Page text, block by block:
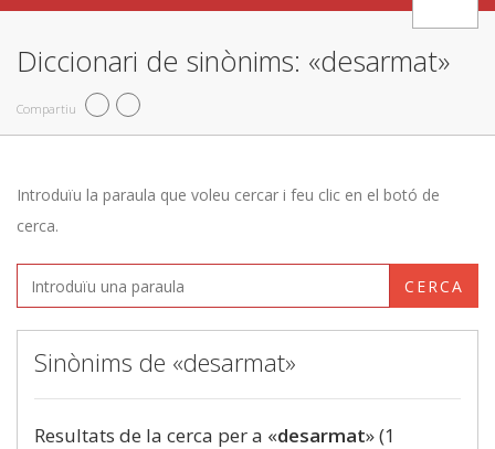
Diccionari de sinònims: «desarmat»
Compartiu
Introduïu la paraula que voleu cercar i feu clic en el botó de
cerca.
CERCA
Sinònims de «desarmat»
Resultats de la cerca per a «desarmat» (1